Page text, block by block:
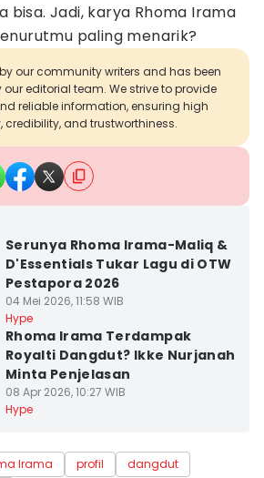
bisa. Jadi, karya Rhoma Irama
paling menarik?
our community writers and has been
editorial team. We strive to provide
reliable information, ensuring high
and trustworthiness.
Serunya Rhoma Irama-Maliq &
D'Essentials Tukar Lagu di OTW
Pestapora 2026
04 Mei 2026, 11:58 WIB
Hype
Rhoma Irama Terdampak
Royalti Dangdut? Ikke Nurjanah
Minta Penjelasan
08 Apr 2026, 10:27 WIB
Hype
Irama profil
dangdut